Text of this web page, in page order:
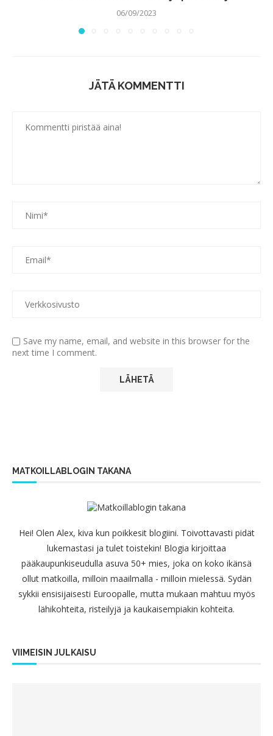
06/09/2023
JÄTÄ KOMMENTTI
Save my name, email, and website in this browser for the
next time I comment.
MATKOILLABLOGIN TAKANA
Hei! Olen Alex, kiva kun poikkesit blogiini. Toivottavasti pidät
lukemastasi ja tulet toistekin! Blogia kirjoittaa
pääkaupunkiseudulla asuva 50+ mies, joka on koko ikänsä
ollut matkoilla, milloin maailmalla - milloin mielessä. Sydän
sykkii ensisijaisesti Euroopalle, mutta mukaan mahtuu myös
lähikohteita, risteilyjä ja kaukaisempiakin kohteita.
VIIMEISIN JULKAISU